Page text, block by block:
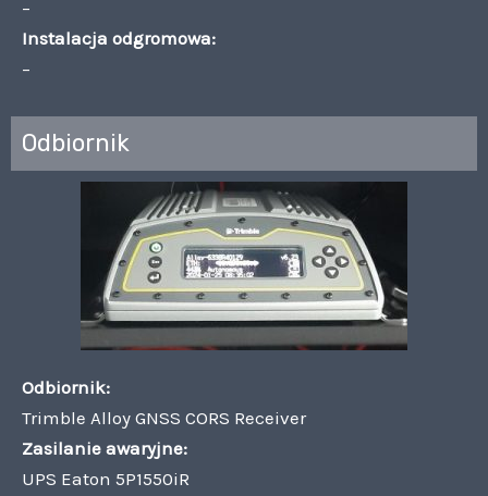
–
Instalacja odgromowa:
–
Odbiornik
Odbiornik:
Trimble Alloy GNSS CORS Receiver
Zasilanie awaryjne:
UPS Eaton 5P1550iR